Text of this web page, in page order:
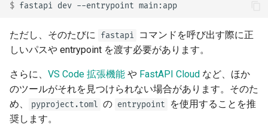
$ fastapi dev --entrypoint
ただし、そのたびに fastapi コマンドを呼び出す際に正
しいパスや entrypoint を渡す必要があります。
さらに、 VS Code 拡張機能 や FastAPI Cloud など、ほか
のツールがそれを見つけられない場合があります。そのた
め、
pyproject.toml の entrypoint
を使用することを推
奨します。